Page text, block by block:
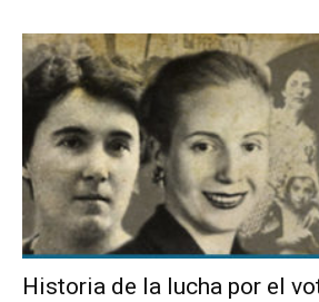
Historia de la lucha por el